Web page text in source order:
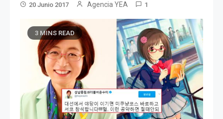
20 Junio 2017 Agencia YEA 1
3 MINS READ